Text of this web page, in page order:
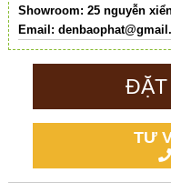
Showroom: 25 nguyễn
Email:
TƯ